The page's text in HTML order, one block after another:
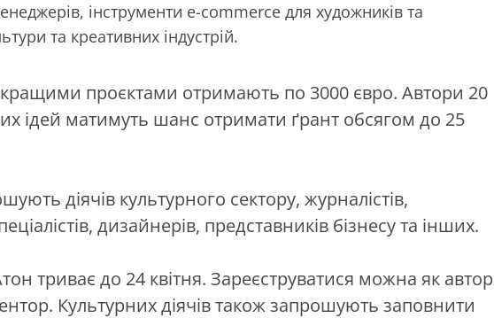
інструменти e-commerce для художників та
та креативних індустрій.
проєктами отримають по 3000 євро. Автори 20
ідей матимуть шанс отримати ґрант обсягом до 25
діячів культурного сектору, журналістів,
дизайнерів, представників бізнесу та інших.
триває до 24 квітня. Зареєструватися можна як автор
Культурних діячів також запрошують заповнити